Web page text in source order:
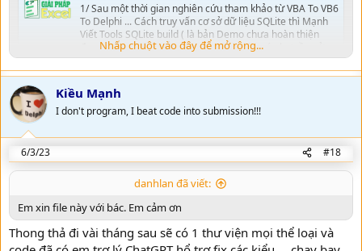
1/ Sau một thời gian nghiên cứu tham khảo từ VBA To VB6
To Delphi ... Cách truy vấn cơ sở dữ liệu SQLite thì Mạnh
Viết Tools SQLite build ( là bản Demo chưa hoàn thiện
đang thử nghiệm ) Úp tặng cho Bạn nào có như cầu sử
dụng Build SQL và truy vấn cơ sở dữ liệu SQLite 2/ đang
trong quá trình...
www.giaiphapexcel.com
2/ Như bài số #14 mục số 1 Tôi có nói chia sẻ miễn phí hoàn toàn và
không cá nhân hóa hay giới hạn bất cứ cái gì có liên quan tới thư
viện API trên
3/ Nay Tôi úp lên đây chia sẻ cho bạn nào có sở thích lập trình viết
dụng vào công việc của mình cho phù hợp
4/ được phát triển trên nền Addins có sẳn của nước ngoài mà tôi
Nhấp chuột vào đây để mở rộng...
Kiều Mạnh
I don't program, I beat code into submission!!!
6/3/23 #18
danhlan đã viết:
Em xin file này với bác. Em cảm ơn
Thong thả đi vài tháng sau sẽ có 1 thư viện mọi thể loại và